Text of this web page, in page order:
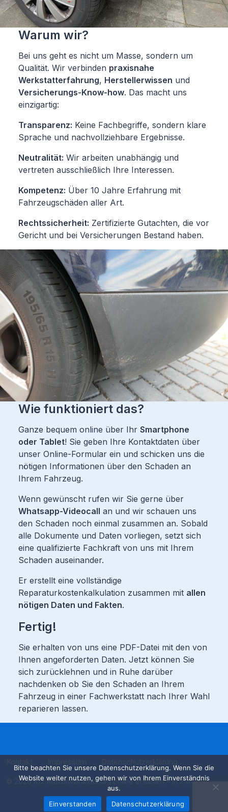
Warum wir?
Bei uns geht es nicht um Masse, sondern um
Qualität. Wir verbinden praxisnahe
Werkstatterfahrung, Herstellerwissen und
Versicherungs-Know-how. Das macht uns
einzigartig:
Transparenz: Keine Fachbegriffe, sondern klare
Sprache und nachvollziehbare Ergebnisse.
Neutralität: Wir arbeiten unabhängig und
vertreten ausschließlich Ihre Interessen.
Kompetenz: Über 10 Jahre Erfahrung mit
Fahrzeugschäden aller Art.
Rechtssicherheit: Zertifizierte Gutachten, die vor
Gericht und bei Versicherungen Bestand haben.
Wie funktioniert das?
Ganze bequem online über Ihr Smartphone
oder Tablet! Sie geben Ihre Kontaktdaten über
unser Online-Formular ein und schicken uns die
nötigen Informationen über den Schaden an
Ihrem Fahrzeug.
Wenn gewünscht rufen wir Sie gerne über
Whatsapp-Videocall an und wir schauen uns
den Schaden noch einmal zusammen an. Sobald
alle Dokumente und Daten vorliegen, setzt sich
eine qualifizierte Fachkraft von uns mit Ihrem
Schaden auseinander.
Er erstellt eine vollständige
Reparaturkostenkalkulation zusammen mit allen
nötigen Daten und Fakten.
Fertig!
Sie erhalten von uns eine PDF-Datei mit den von
Ihnen angeforderten Daten. Jetzt können Sie
sich zurücklehnen und in Ruhe darüber
nachdenken ob Sie den Schaden an Ihrem
Fahrzeug in einer Fachwerkstatt nach Ihrer Wahl
reparieren lassen.
© 2026 Kfz Kostenvoranschlag online erstellen – in 24h
Bitte beachten Sie unsere Datenschutzerklärung. Wenn Sie die
Website weiter nutzen, gehen wir von Ihrem Einverständnis
aus.
Einverstanden
Datenschutzerklärung